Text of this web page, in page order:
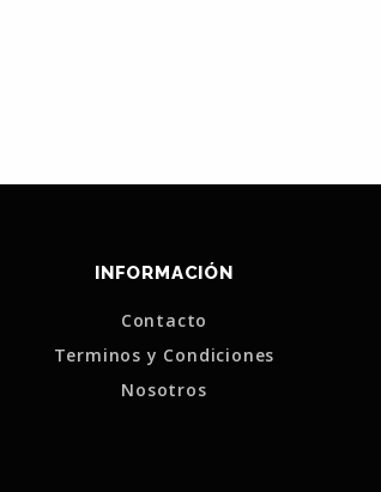
INFORMACIÓN
Contacto
Terminos y Condiciones
Nosotros